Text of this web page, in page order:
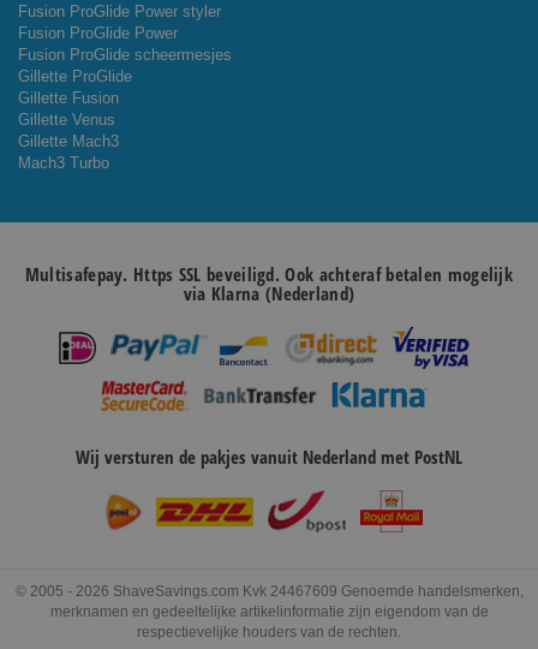
Fusion ProGlide Power styler
Fusion ProGlide Power
Fusion ProGlide scheermesjes
Gillette ProGlide
Gillette Fusion
Gillette Venus
Gillette Mach3
Mach3 Turbo
Multisafepay. Https SSL beveiligd. Ook achteraf betalen mogelijk
via Klarna (Nederland)
Wij versturen de pakjes vanuit Nederland met PostNL
© 2005 - 2026 ShaveSavings.com Kvk 24467609 Genoemde handelsmerken,
merknamen en gedeeltelijke artikelinformatie zijn eigendom van de
respectievelijke houders van de rechten.